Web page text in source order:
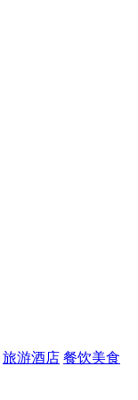
旅游酒店 餐饮美食